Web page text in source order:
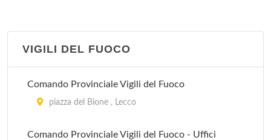
via Belfiore 52, Lecco
VIGILI DEL FUOCO
Comando Provinciale Vigili del Fuoco
piazza del Bione , Lecco
Comando Provinciale Vigili del Fuoco - Uffici